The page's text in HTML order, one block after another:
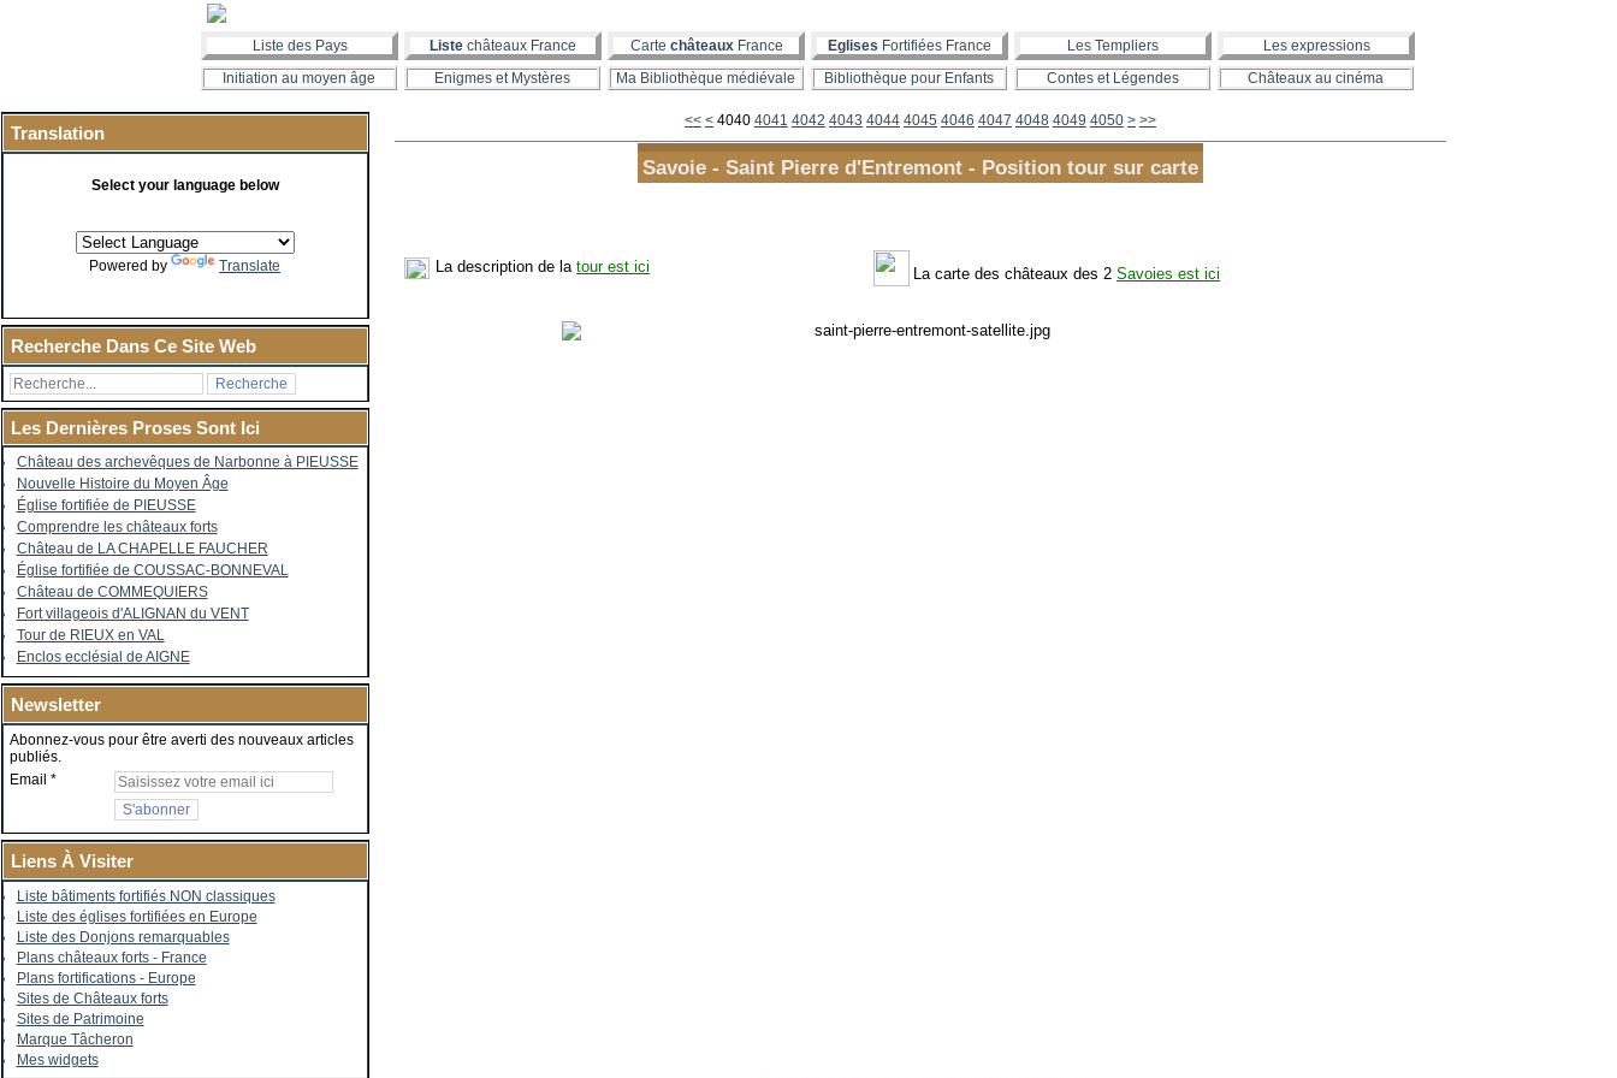
Liste des Pays Liste châteaux France Carte châteauxFrance Eglises Fortifiées France Les Templiers
Les expressions
Initiation au moyen âge
Enigmes et Mystères Ma Bibliothèque médiévale Bibliothèque pour Enfants Contes et Légendes Châteaux au cinéma
Translation
Select your language below
Powered by Translate
Recherche Dans Ce Site Web
Les Dernières Proses Sont Ici
Château des archevêques de Narbonne à PIEUSSE
Nouvelle Histoire du Moyen Âge
Église fortifiée de PIEUSSE
Comprendre les châteaux forts
Château de LA CHAPELLE FAUCHER
Église fortifiée de COUSSAC-BONNEVAL
Château de COMMEQUIERS
Fort villageois d'ALIGNAN du VENT
Tour de RIEUX en VAL
Enclos ecclésial de AIGNE
Newsletter
Abonnez-vous pour être averti des nouveaux articles
publiés.
Email
Liens À Visiter
Liste bâtiments fortifiés NON classiques
Liste des églises fortifiées en Europe
Liste des Donjons remarquables
Plans châteaux forts - France
Plans fortifications - Europe
Sites de Châteaux forts
Sites de Patrimoine
Marque Tâcheron
Mes widgets
<< < 4000
4010
4020
4030
4040 4041 4042 4043 4044 4045 4046 4047 4048 4049 4050 4060
4070
4080
4090
4100
4200
4300
4400
4500
4600
4700
4800
4900
5000
5100
5200
5300
5400
5500
5600
> >>
Savoie - Saint Pierre d'Entremont - Position tour sur carte
La description de latour est ici La carte des châteaux des 2Savoies est ici